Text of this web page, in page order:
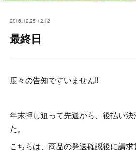
2016.12.25 12:12
最終日
度々の告知ですいません‼︎
年末押し迫って先週から、後払い
た。
こちらは、商品の発送確認後に請